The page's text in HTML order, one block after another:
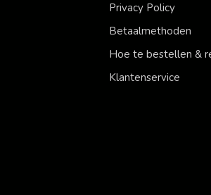
Privacy Policy
Betaalmethoden
Hoe te bestellen &
Klantenservice